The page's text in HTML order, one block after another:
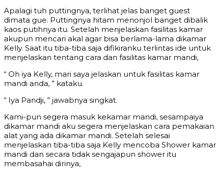
Apalagi tuh puttingnya, terlihat jelas banget guest
dimata gue. Puttingnya hitam menonjol banget dibalik
kaos putihnya itu. Setelah menjelaskan fasilitas kamar
akupun mencari akal agar bisa berlama-lama dikamar
Kelly. Saat itu tiba-tiba saja difikiranku terlintas ide untuk
menjelaskan tentang cara dan fasilitas kamar mandi,
“ Oh iya Kelly, mari saya jelaskan untuk fasilitas kamar
mandi anda, ” kataku.
“ Iya Pandji, ” jawabnya singkat.
Kami-pun segera masuk kekamar mandi, sesampaiya
dikamar mandi aku segera menjelaskan cara pemakaian
alat yang ada dikamar mandi. Setelah selesai
menjelaskan tiba-tiba saja Kelly mencoba Shower kamar
mandi dan secara tidak sengajapun shower itu
membasahai dirinya,